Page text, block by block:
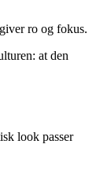
ro og fokus.
at den
look passer